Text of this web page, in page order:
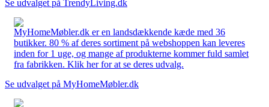
Se udvalget på TrendyLiving.dk
MyHomeMøbler.dk er en landsdækkende kæde med 36
butikker. 80 % af deres sortiment på webshoppen kan leveres
inden for 1 uge, og mange af produkterne kommer fuld samlet
fra fabrikken. Klik her for at se deres udvalg.
Se udvalget på MyHomeMøbler.dk